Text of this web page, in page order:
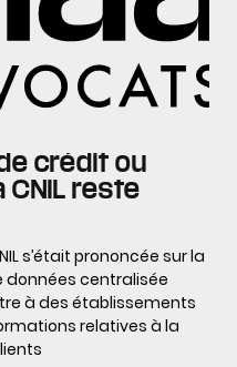
crédit ou
reste
s’était prononcée sur la
données centralisée
à des établissements
relatives à la